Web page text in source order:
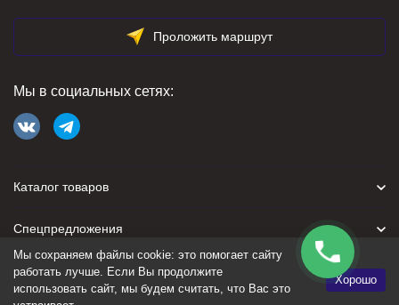
Проложить маршрут
Мы в социальных сетях:
Каталог товаров
Спецпредложения
Для покупателя
Мы сохраняем файлы cookie: это помогает сайту
работать лучше. Если Вы продолжите
использовать сайт, мы будем считать, что Вас это
Хорошо